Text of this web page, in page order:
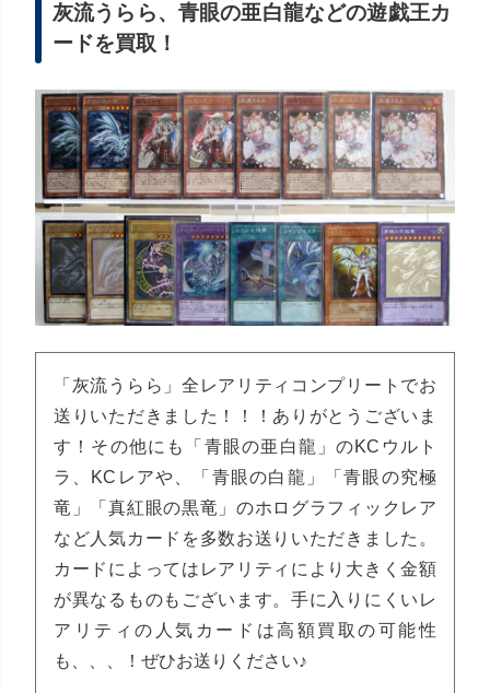
灰流うらら、青眼の亜白龍などの遊戯王カ
ードを買取！
「灰流うらら」全レアリティコンプリートでお
送りいただきました！！！ありがとうございま
す！ その他にも「青眼の亜白龍」のKCウルト
ラ、KCレアや、「青眼の白龍」「青眼の究極
竜」「真紅眼の黒竜」のホログラフィックレア
など人気カードを多数お送りいただきました。
カードによってはレアリティにより大きく金額
が異なるものもございます。手に入りにくいレ
アリティの人気カードは高額買取の可能性
も、、、！ぜひお送りください♪